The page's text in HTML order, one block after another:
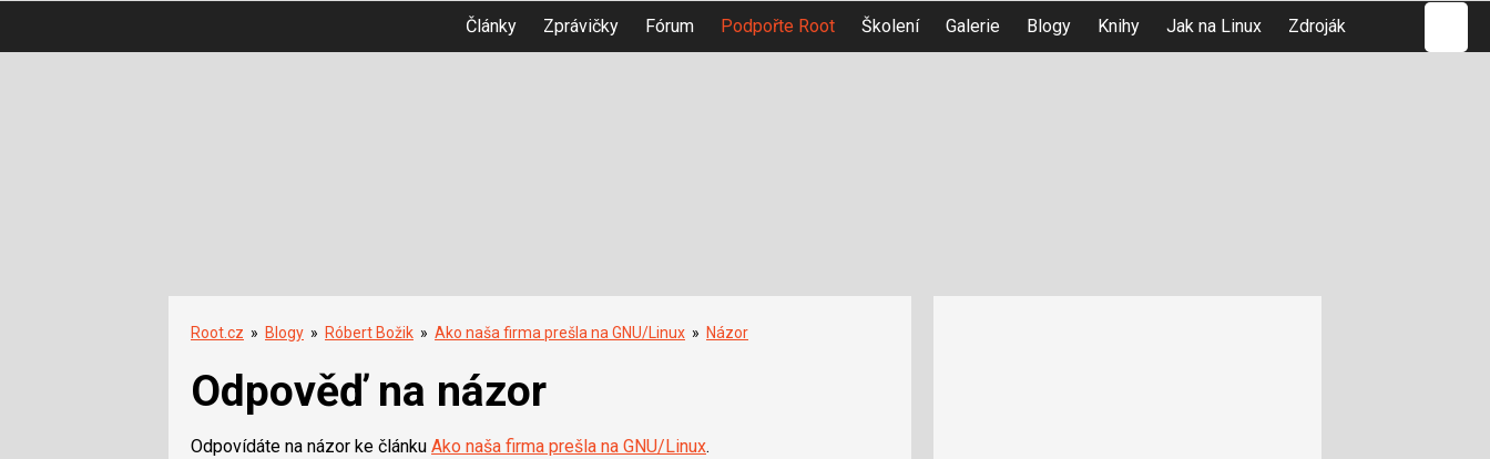
Články Zprávičky Fórum Podpořte Root Školení Galerie Blogy Knihy Jak na Linux Zdroják
Root.cz » Blogy » Róbert Božik » Ako naša firma prešla na GNU/Linux » Názor
Odpověď na názor
Odpovídáte na názor ke článku Ako naša firma prešla na GNU/Linux.